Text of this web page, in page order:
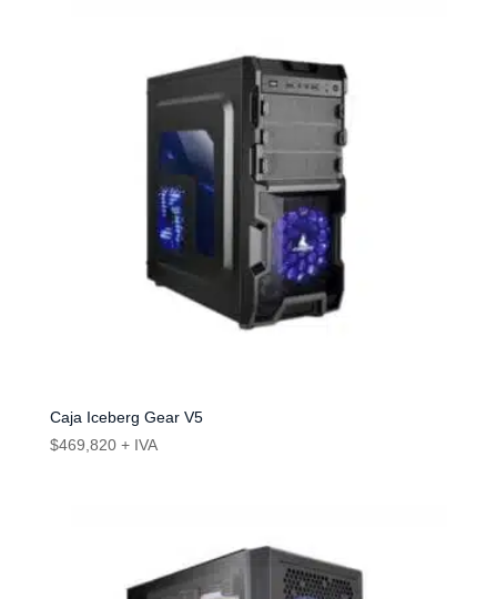
Caja Iceberg Gear V5
$469,820 + IVA